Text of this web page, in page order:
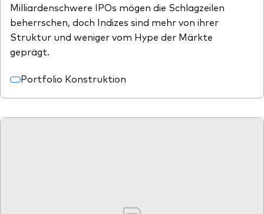
Milliardenschwere IPOs mögen die Schlagzeilen
beherrschen, doch Indizes sind mehr von ihrer
Struktur und weniger vom Hype der Märkte
geprägt.
Portfolio Konstruktion